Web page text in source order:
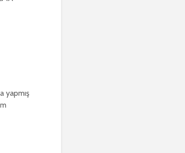
yapmış